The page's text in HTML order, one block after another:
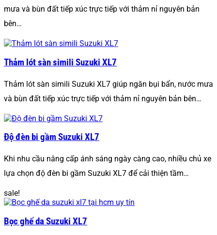
mưa và bùn đất tiếp xúc trực tiếp với thảm nỉ nguyên bản
bên…
Thảm lót sàn simili Suzuki XL7
Thảm lót sàn simili Suzuki XL7 giúp ngăn bụi bẩn, nước mưa
và bùn đất tiếp xúc trực tiếp với thảm nỉ nguyên bản bên…
Độ đèn bi gầm Suzuki XL7
Khi nhu cầu nâng cấp ánh sáng ngày càng cao, nhiều chủ xe
lựa chọn độ đèn bi gầm Suzuki XL7 để cải thiện tầm…
sale!
Bọc ghế da Suzuki XL7